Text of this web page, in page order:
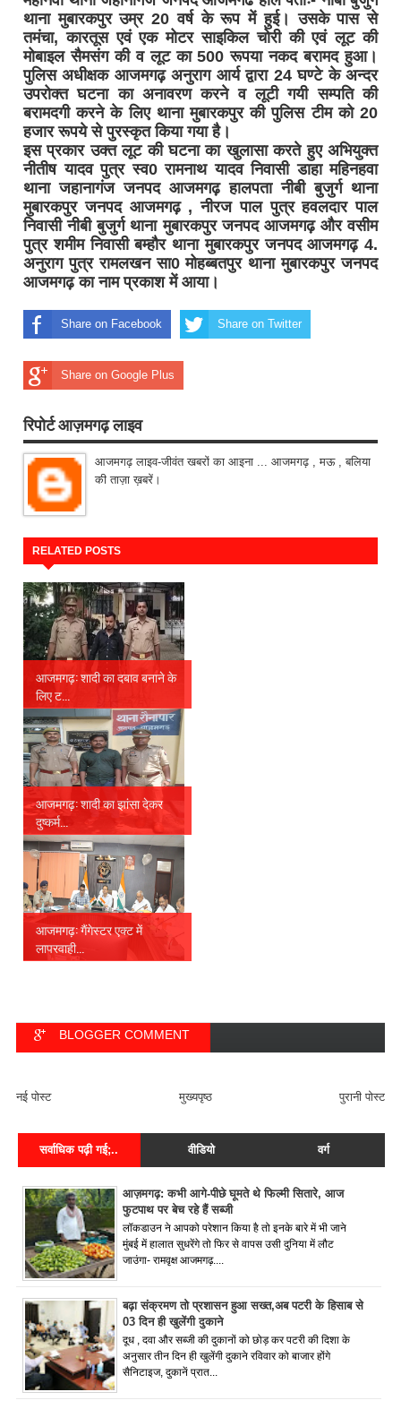
थाना मुबारकपुर उम्र 20 वर्ष के रूप में हुई। उसके पास से
तमंचा, कारतूस एवं एक मोटर साइकिल चोरी की एवं लूट की
मोबाइल सैमसंग की व लूट का 500 रूपया नकद बरामद हुआ।
पुलिस अधीक्षक आजमगढ़ अनुराग आर्य द्वारा 24 घण्टे के अन्दर
उपरोक्त घटना का अनावरण करने व लूटी गयी सम्पति की
बरामदगी करने के लिए थाना मुबारकपुर की पुलिस टीम को 20
हजार रूपये से पुरस्कृत किया गया है।
इस प्रकार उक्त लूट की घटना का खुलासा करते हुए अभियुक्त
नीतीष यादव पुत्र स्व0 रामनाथ यादव निवासी डाहा महिनहवा
थाना जहानागंज जनपद आजमगढ़ हालपता नीबी बुजुर्ग थाना
मुबारकपुर जनपद आजमगढ़ , नीरज पाल पुत्र हवलदार पाल
निवासी नीबी बुजुर्ग थाना मुबारकपुर जनपद आजमगढ़ और वसीम
पुत्र शमीम निवासी बम्हौर थाना मुबारकपुर जनपद आजमगढ़ 4.
अनुराग पुत्र रामलखन सा0 मोहब्बतपुर थाना मुबारकपुर जनपद
आजमगढ़ का नाम प्रकाश में आया।
Share on Facebook Share on Twitter
Share on Google Plus
रिपोर्ट आज़मगढ़ लाइव
आजमगढ़ लाइव-जीवंत खबरों का आइना ... आजमगढ़ , मऊ , बलिया
की ताज़ा ख़बरें।
RELATED POSTS
आजमगढ़: शादी का दबाव बनाने के
लिए ट...
आजमगढ़: शादी का झांसा देकर
दुष्कर्म...
आजमगढ़: गैंगेस्टर एक्ट में
लापरवाही...
BLOGGER COMMENT
नई पोस्ट पुरानी पोस्ट
मुख्यपृष्ठ
सर्वाधिक पढ़ी गई;.. वीडियो वर्ग
आज़मगढ़: कभी आगे-पीछे घूमते थे फिल्मी सितारे, आज
फुटपाथ पर बेच रहे हैं सब्जी
लॉकडाउन ने आपको परेशान किया है तो इनके बारे में भी जाने
मुंबई में हालात सुधरेंगे तो फिर से वापस उसी दुनिया में लौट
जाउंगा- रामवृक्ष आजमगढ़....
बढ़ा संक्रमण तो प्रशासन हुआ सख्त,अब पटरी के हिसाब से
03 दिन ही खुलेंगी दुकाने
दूध , दवा और सब्जी की दुकानों को छोड़ कर पटरी की दिशा के
अनुसार तीन दिन ही खुलेंगी दुकाने रविवार को बाजार होंगे
सैनिटाइज, दुकानें प्रात...